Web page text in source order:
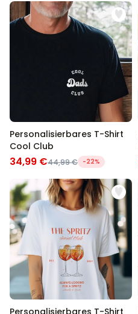
Personalisierbares T-Shirt
Cool Club
34,99 €44,99 € -22%
Personalisierbares T-Shirt